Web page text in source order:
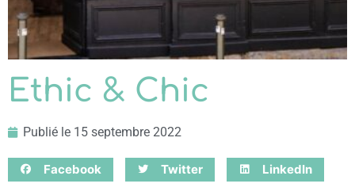
Ethic & Chic
Publié le 15 septembre 2022
Facebook Twitter LinkedIn